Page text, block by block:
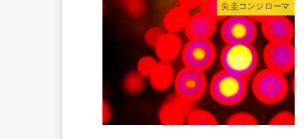
尖圭コンジローマ